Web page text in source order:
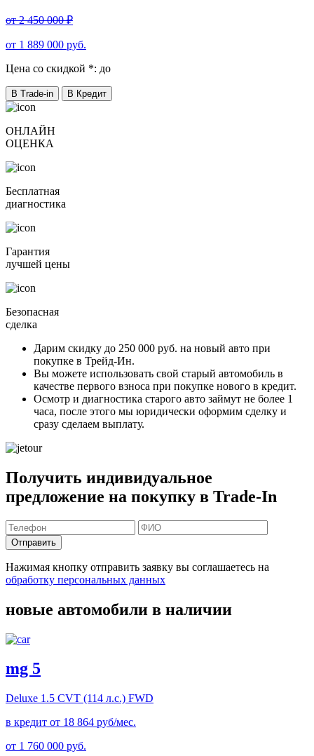
от2 450 000₽
от 1 889 000 руб.
Цена со скидкой *: до
В Trade-in В Кредит
ОНЛАЙН
ОЦЕНКА
Бесплатная
диагностика
Гарантия
лучшей цены
Безопасная
сделка
Дарим скидку до 250 000 руб. на новый авто при
покупке в Трейд-Ин.
Вы можете использовать свой старый автомобиль в
качестве первого взноса при покупке нового в кредит.
Осмотр и диагностика старого авто займут не более 1
часа, после этого мы юридически оформим сделку и
сразу сделаем выплату.
Получить индивидуальное
предложение на покупку в Trade-In
Отправить
Нажимая кнопку отправить заявку вы соглашаетесь на
обработку персональных данных
новые автомобили в наличии
mg 5
Deluxe 1.5 CVT (114 л.с.) FWD
в кредит от 18 864 руб/мес.
от 1 760 000 руб.